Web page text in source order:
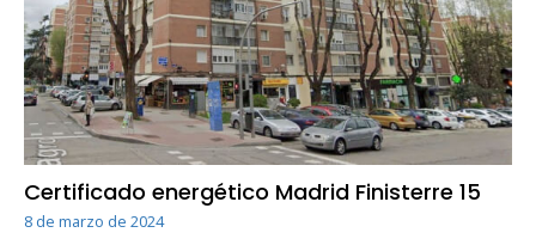
Certificado energético Madrid Finisterre 15
8 de marzo de 2024